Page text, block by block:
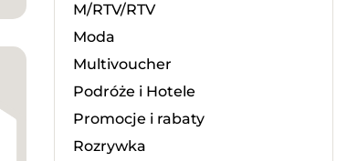
M/RTV/RTV
Moda
Multivoucher
Podróże i Hotele
Promocje i rabaty
Rozrywka